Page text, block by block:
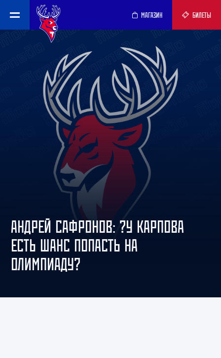
МАГАЗИН БИЛЕТЫ
АНДРЕЙ САФРОНОВ: ?У КАРПОВА
ЕСТЬ ШАНС ПОПАСТЬ НА
ОЛИМПИАДУ?